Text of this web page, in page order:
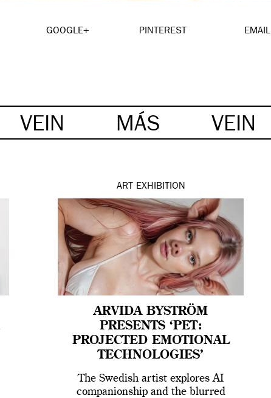
GOOGLE+ PINTEREST EMAIL
VEIN MÁS VEIN
ART EXHIBITION
ARVIDA BYSTRÖM
PRESENTS ‘PET:
PROJECTED EMOTIONAL
TECHNOLOGIES’
The Swedish artist explores AI
companionship and the blurred